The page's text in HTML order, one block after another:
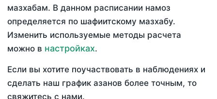
мазхабам. В данном расписании намоз
определяется по шафиитскому мазхабу.
Изменить используемые методы расчета
можно в настройках.
Если вы хотите поучаствовать в наблюдениях и
сделать наш график азанов более точным, то
свяжитесь с нами.